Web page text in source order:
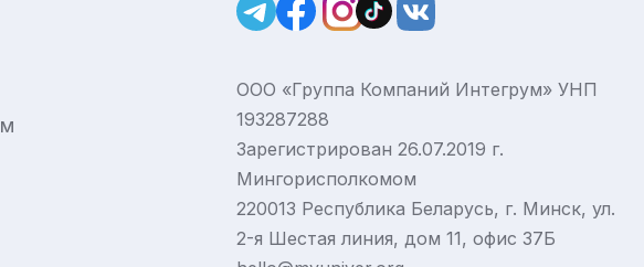
ООО «Группа Компаний Интегрум» УНП
193287288
Зарегистрирован 26.07.2019 г.
Мингорисполкомом
220013 Республика Беларусь, г. Минск, ул.
2-я Шестая линия, дом 11, офис 37Б